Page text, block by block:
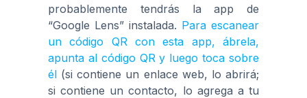
probablemente tendrás la app de
“Google Lens” instalada. Para escanear
un código QR con esta app, ábrela,
apunta al código QR y luego toca sobre
él (si contiene un enlace web, lo abrirá;
si contiene un contacto, lo agrega a tu